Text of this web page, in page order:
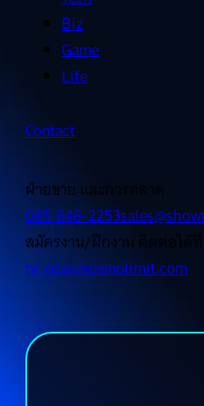
Biz
Game
Life
Contact
ฝ่ายขาย และการตลาด
085-848-2253
สมัครงาน/ฝึกงาน ติดต่อได้ที่
hr-ga@shownolimit.com